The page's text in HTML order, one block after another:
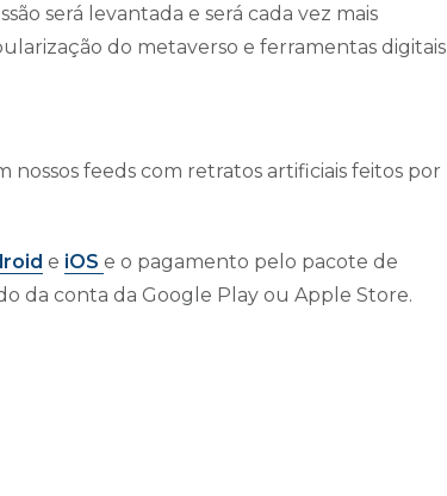
será levantada e será cada vez mais
do metaverso e ferramentas digitais
feeds com retratos artificiais feitos por
e iOS e o pagamento pelo pacote de
da conta da Google Play ou Apple Store.